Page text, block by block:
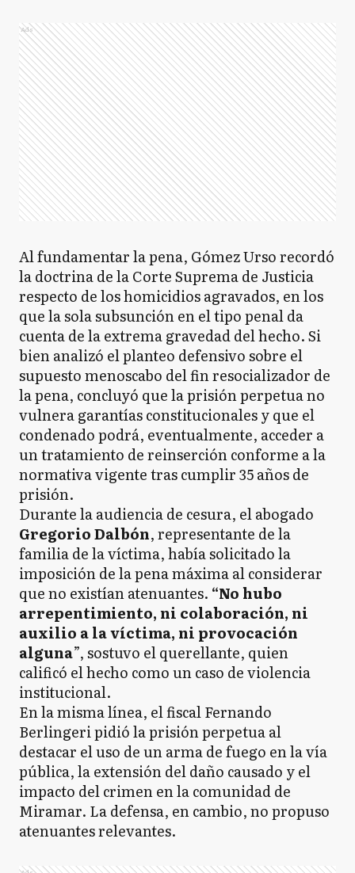
Ads
Al fundamentar la pena, Gómez Urso recordó
la doctrina de la Corte Suprema de Justicia
respecto de los homicidios agravados, en los
que la sola subsunción en el tipo penal da
cuenta de la extrema gravedad del hecho. Si
bien analizó el planteo defensivo sobre el
supuesto menoscabo del fin resocializador de
la pena, concluyó que la prisión perpetua no
vulnera garantías constitucionales y que el
condenado podrá, eventualmente, acceder a
un tratamiento de reinserción conforme a la
normativa vigente tras cumplir 35 años de
prisión.
Durante la audiencia de cesura, el abogado
Gregorio Dalbón, representante de la
familia de la víctima, había solicitado la
imposición de la pena máxima al considerar
que no existían atenuantes. “No hubo
arrepentimiento, ni colaboración, ni
auxilio a la víctima, ni provocación
alguna”, sostuvo el querellante, quien
calificó el hecho como un caso de violencia
institucional.
En la misma línea, el fiscal Fernando
Berlingeri pidió la prisión perpetua al
destacar el uso de un arma de fuego en la vía
pública, la extensión del daño causado y el
impacto del crimen en la comunidad de
Miramar. La defensa, en cambio, no propuso
atenuantes relevantes.